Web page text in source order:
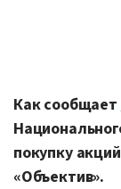
Как сообщает
покупку
«Объектив».